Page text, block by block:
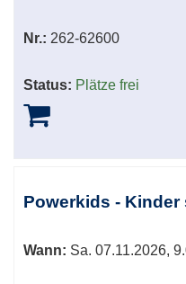
Nr.: 262-62600
Status: Plätze frei
Powerkids - Kinder
Wann: Sa. 07.11.2026,